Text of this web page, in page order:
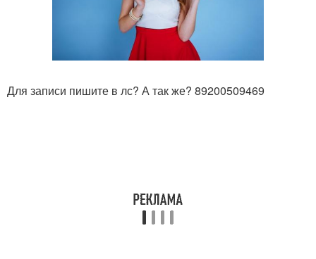
Для записи пишите в лс? А так же? 89200509469